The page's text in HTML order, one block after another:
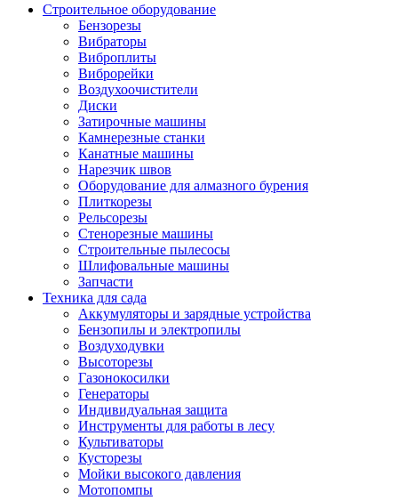
Строительное оборудование
Бензорезы
Вибраторы
Виброплиты
Виброрейки
Воздухоочистители
Диски
Затирочные машины
Камнерезные станки
Канатные машины
Нарезчик швов
Оборудование для алмазного бурения
Плиткорезы
Рельсорезы
Стенорезные машины
Строительные пылесосы
Шлифовальные машины
Запчасти
Техника для сада
Аккумуляторы и зарядные устройства
Бензопилы и электропилы
Воздуходувки
Высоторезы
Газонокосилки
Генераторы
Индивидуальная защита
Инструменты для работы в лесу
Культиваторы
Кусторезы
Мойки высокого давления
Мотопомпы